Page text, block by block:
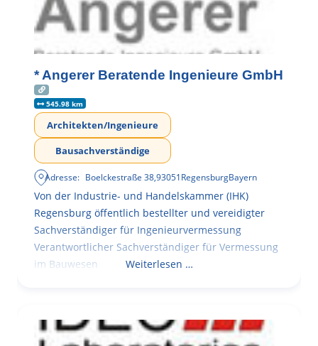
* Angerer Beratende Ingenieure GmbH
545.98 km
Architekten/Ingenieure
Bausachverständige
Adresse: Boelckestraße 38,93051RegensburgBayern
Von der Industrie- und Handelskammer (IHK)
Regensburg öffentlich bestellter und vereidigter
Sachverständiger für Ingenieurvermessung
Verantwortlicher Sachverständiger für Vermessung
im Bauwesen
Weiterlesen …